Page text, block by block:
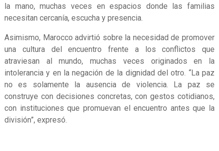
la mano, muchas veces en espacios donde las familias
necesitan cercanía, escucha y presencia.
Asimismo, Marocco advirtió sobre la necesidad de promover
una cultura del encuentro frente a los conflictos que
atraviesan al mundo, muchas veces originados en la
intolerancia y en la negación de la dignidad del otro. “La paz
no es solamente la ausencia de violencia. La paz se
construye con decisiones concretas, con gestos cotidianos,
con instituciones que promuevan el encuentro antes que la
división”, expresó.